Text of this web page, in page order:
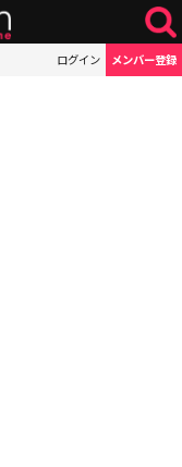
ログイン メンバー登録